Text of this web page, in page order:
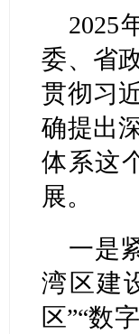
2025
委、省
贯彻习
确提出
体系这
展。
一是
湾区建
区”“数